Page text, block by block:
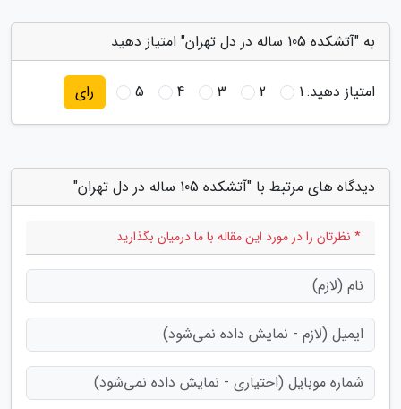
به "آتشکده 105 ساله در دل تهران" امتیاز دهید
امتیاز دهید:1
2
3
4
5 رای
دیدگاه های مرتبط با "آتشکده 105 ساله در دل تهران"
* نظرتان را در مورد این مقاله با ما درمیان بگذارید